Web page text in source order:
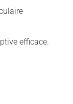
efficace.